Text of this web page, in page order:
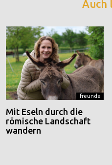
Auch
freunde
Mit Eseln durch die
römische Landschaft
wandern